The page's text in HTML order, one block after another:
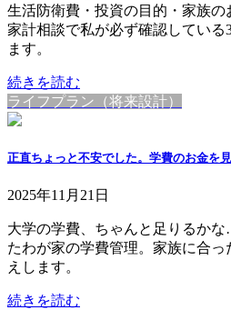
生活防衛費・投資の目的・家族の
家計相談で私が必ず確認している
ます。
続きを読む
ライフプラン（将来設計）
正直ちょっと不安でした。学費のお金を
2025年11月21日
大学の学費、ちゃんと足りるか
たわが家の学費管理。家族に合
えします。
続きを読む